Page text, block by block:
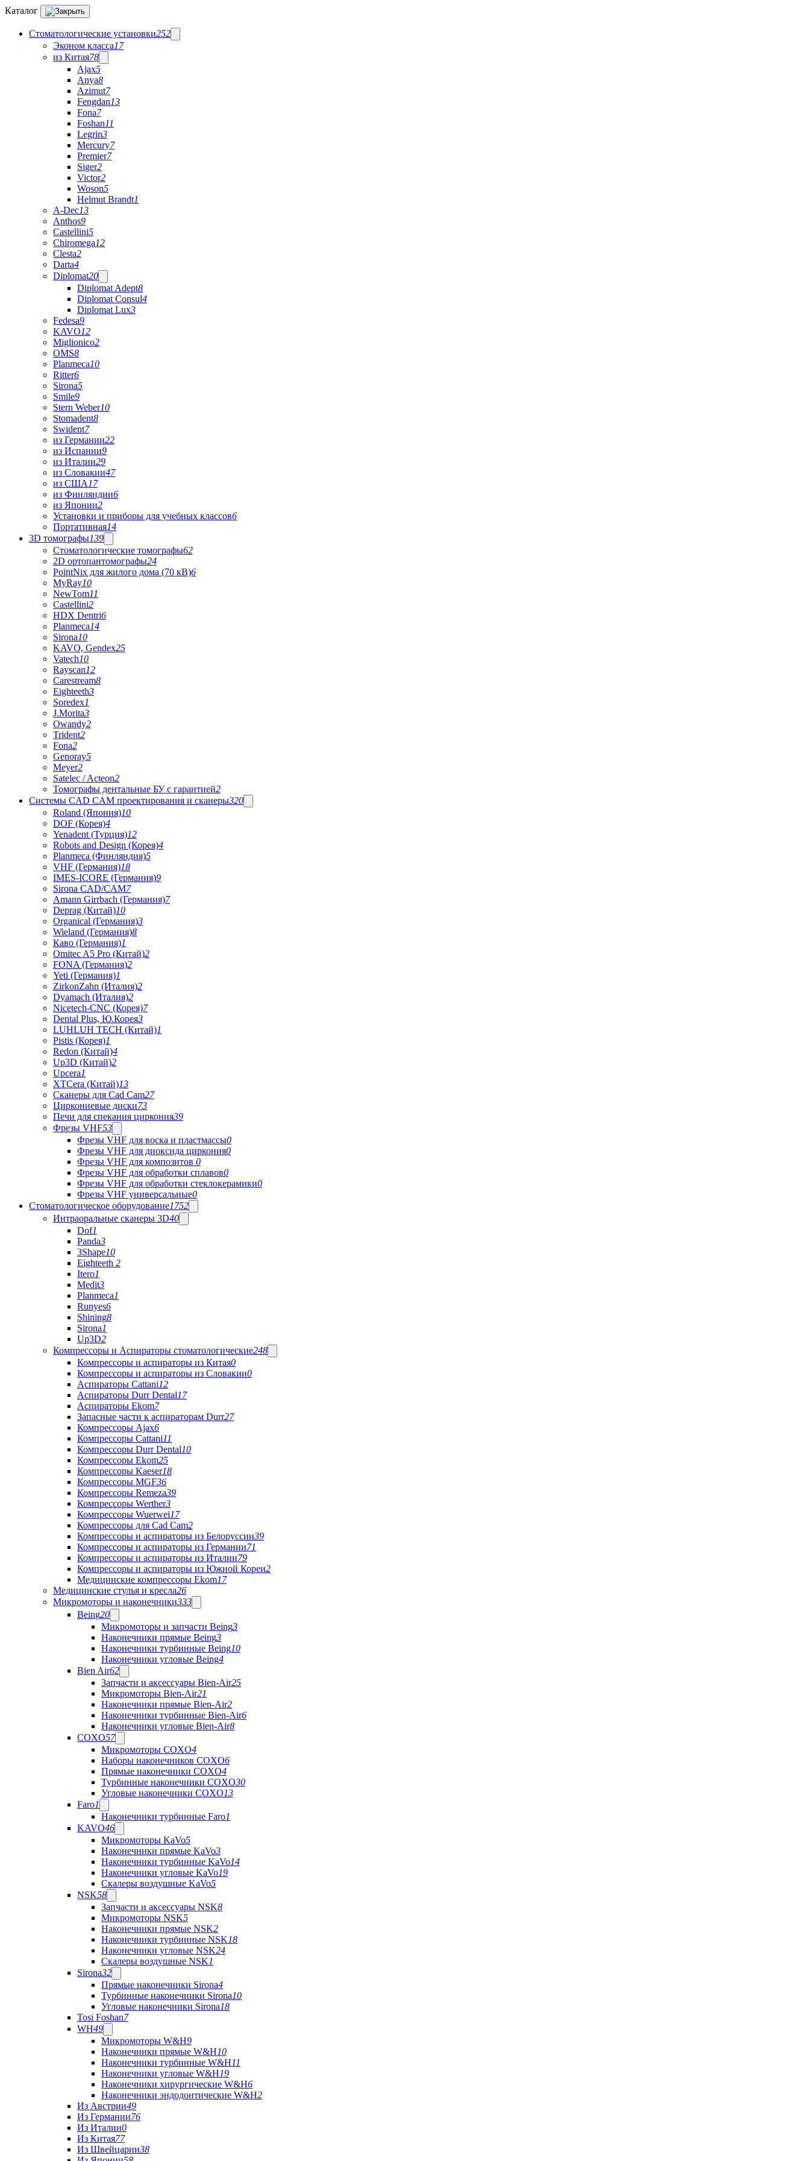
Каталог
Стоматологические установки252
Эконом класса17
из Китая78
Ajax5
Anya8
Azimut7
Fengdan13
Fona7
Foshan11
Legrin3
Mercury7
Premier7
Siger2
Victor2
Woson5
Helmut Brandt1
A-Dec13
Anthos9
Castellini5
Chiromega12
Clesta2
Darta4
Diplomat20
Diplomat Adept8
Diplomat Consul4
Diplomat Lux3
Fedesa9
KAVO12
Miglionico2
OMS8
Planmeca10
Ritter6
Sirona5
Smile9
Stern Weber10
Stomadent8
Swident7
из Германии22
из Испании9
из Италии29
из Словакии47
из США 17
из Финляндии6
из Японии2
Установки и приборы для учебных классов6
Портативная14
3D томографы139
Стоматологические томографы62
2D ортопантомографы24
PointNix для жилого дома (70 кВ)6
MyRay10
NewTom11
Castellini2
HDX Dentri6
Planmeca14
Sirona10
KAVO, Gendex25
Vatech10
Rayscan12
Carestream8
Eighteeth3
Soredex1
J.Morita3
Owandy2
Trident2
Fona2
Genoray5
Meyer2
Satelec / Acteon2
Томографы дентальные БУ с гарантией2
Системы CAD CAM проектирования и сканеры320
Roland (Япония)10
DOF (Корея)4
Yenadent (Турция)12
Robots and Design (Корея)4
Planmeca (Финляндия)5
VHF (Германия)18
IMES-ICORE (Германия)9
Sirona CAD/CAM7
Amann Girrbach (Германия)7
Deprag (Китай)10
Organical (Германия)3
Wieland (Германия)8
Каво (Германия)1
Omitec A5 Pro (Китай)2
FONA (Германия)2
Yeti (Германия)1
ZirkonZahn (Италия)2
Dyamach (Италия)2
Nicetech-CNC (Корея)7
Dental Plus, Ю.Корея3
LUHLUH TECH (Китай)1
Pistis (Корея)1
Redon (Китай)4
Up3D (Китай)2
Upcera1
XTCera (Китай)13
Сканеры для Cad Cam27
Циркониевые диски73
Печи для спекания циркония39
Фрезы VHF53
Фрезы VHF для воска и пластмассы0
Фрезы VHF для диоксида циркония0
Фрезы VHF для композитов 0
Фрезы VHF для обработки сплавов0
Фрезы VHF для обработки стеклокерамики0
Фрезы VHF универсальные0
Стоматологическое оборудование1752
Интраоральные сканеры 3D40
Dof1
Panda3
3Shape10
Eighteeth 2
Itero1
Medit3
Planmeca1
Runyes6
Shining8
Sirona1
Up3D2
Компрессоры и Аспираторы стоматологические248
Компрессоры и аспираторы из Китая0
Компрессоры и аспираторы из Словакии0
Аспираторы Cattani12
Аспираторы Durr Dental17
Аспираторы Ekom7
Запасные части к аспираторам Durr27
Компрессоры Ajax6
Компрессоры Cattani11
Компрессоры Durr Dental10
Компрессоры Ekom25
Компрессоры Kaeser18
Компрессоры MGF36
Компрессоры Remeza39
Компрессоры Werther3
Компрессоры Wuerwei17
Компрессоры для Cad Cam2
Компрессоры и аспираторы из Белоруссии39
Компрессоры и аспираторы из Германии71
Компрессоры и аспираторы из Италии79
Компрессоры и аспираторы из Южной Кореи2
Медицинские компрессоры Ekom17
Медицинские стулья и кресла26
Микромоторы и наконечники333
Being20
Микромоторы и запчасти Being3
Наконечники прямые Being3
Наконечники турбинные Being10
Наконечники угловые Being4
Bien Air62
Запчасти и аксессуары Bien-Air25
Микромоторы Bien-Air21
Наконечники прямые Bien-Air2
Наконечники турбинные Bien-Air6
Наконечники угловые Bien-Air8
COXO57
Микромоторы COXO4
Наборы наконечников COXO6
Прямые наконечники COXO4
Турбинные наконечники COXO30
Угловые наконечники COXO13
Faro1
Наконечники турбинные Faro1
KAVO46
Микромоторы KaVo5
Наконечники прямые KaVo3
Наконечники турбинные KaVo14
Наконечники угловые KaVo19
Скалеры воздушные KaVo5
NSK58
Запчасти и аксессуары NSK8
Микромоторы NSK5
Наконечники прямые NSK2
Наконечники турбинные NSK18
Наконечники угловые NSK24
Скалеры воздушные NSK1
Sirona32
Прямые наконечники Sirona4
Турбинные наконечники Sirona10
Угловые наконечники Sirona18
Tosi Foshan7
WH49
Микромоторы W&H9
Наконечники прямые W&H10
Наконечники турбинные W&H11
Наконечники угловые W&H19
Наконечники хирургические W&H6
Наконечники эндодонтические W&H2
Из Австрии49
Из Германии76
Из Италии0
Из Китая77
Из Швейцарии38